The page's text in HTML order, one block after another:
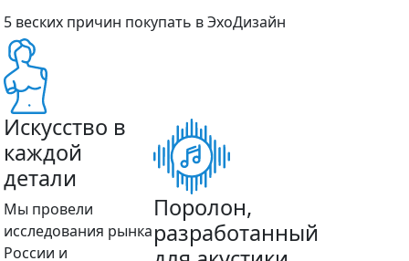
5 веских причин покупать в ЭхоДизайн
Искусство в
каждой
детали
Мы провели
исследования рынка
России и
Поролон,
разработанный